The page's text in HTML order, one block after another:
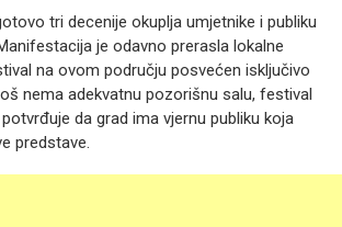
tri decenije okuplja umjetnike i publiku
je odavno prerasla lokalne
na ovom području posvećen isključivo
nema adekvatnu pozorišnu salu, festival
da grad ima vjernu publiku koja
predstave.